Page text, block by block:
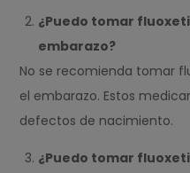
¿Puedo tomar
embarazo?
No se recomienda tomar
el embarazo. Estos
defectos de nacimiento.
¿Puedo tomar